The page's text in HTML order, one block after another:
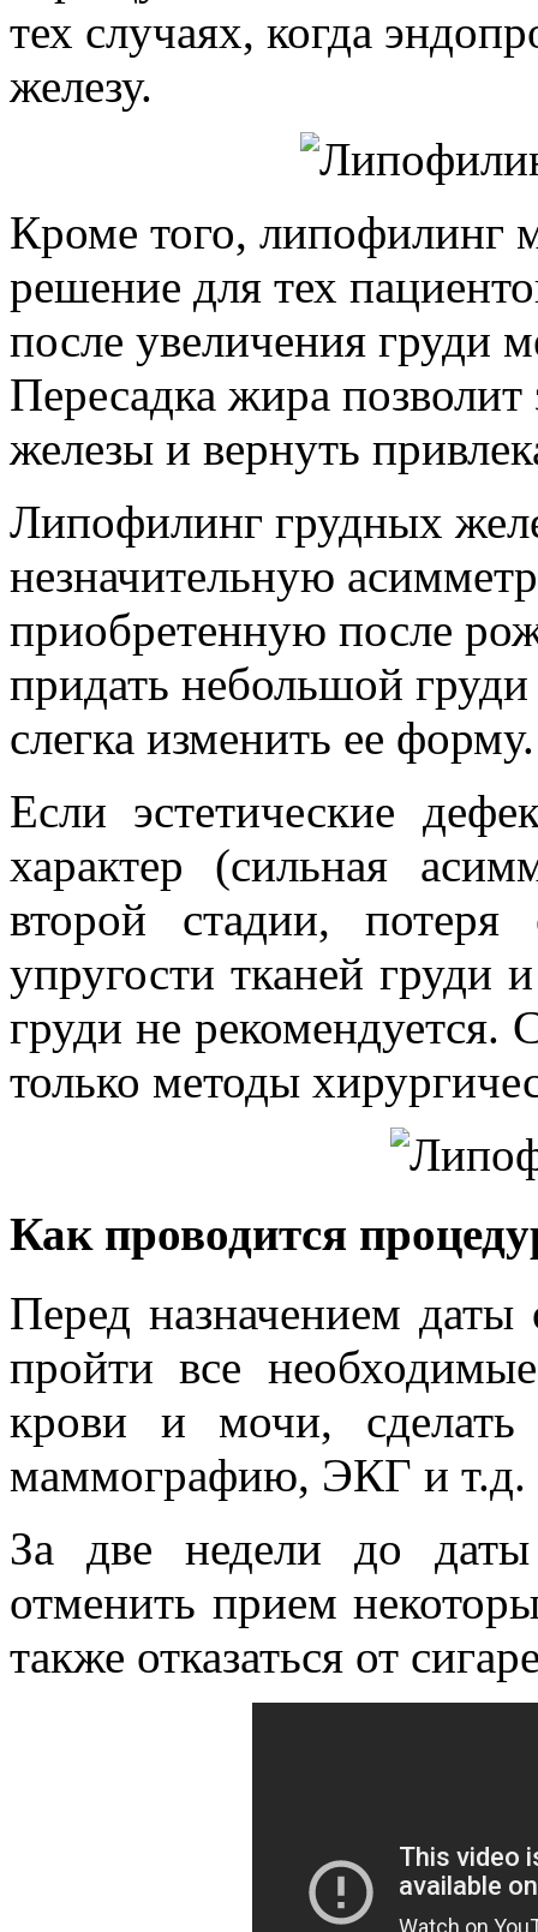
тех случаях, когда
железу.
Кроме того, липофилинг
решение для тех
после увеличения груди
Пересадка жира
железы и вернуть
Липофилинг грудных
незначительную
приобретенную после
придать небольшой
слегка изменить ее форму.
Если эстетические
характер (сильная
второй стадии, потеря
упругости тканей груди
груди не рекомендуется.
только методы
Как проводится
Перед назначением
пройти все
крови и мочи,
маммографию, ЭКГ и т.д.
За две недели до даты
отменить прием
также отказаться от